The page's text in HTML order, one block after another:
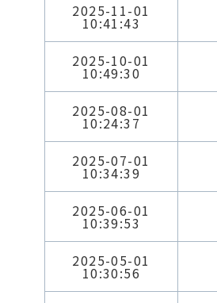
2025-11-01
10:41:43
2025-10-01
10:49:30
2025-08-01
10:24:37
2025-07-01
10:34:39
2025-06-01
10:39:53
2025-05-01
10:30:56